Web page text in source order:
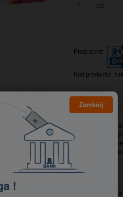
Producent:
Kod produktu:
szkole, przedszkolu czy pracowni
zastosowano pełny gwint, dzięki
utraty jakości. We wnętrzu opakowania
nie stanowi już żadnego
się na takich materiałach jak papier,
Zamknij